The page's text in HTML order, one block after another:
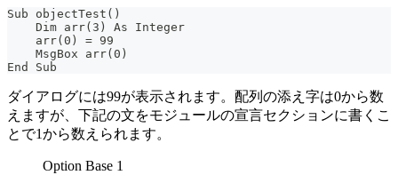
Sub objectTest()
    Dim arr(3) As Integer
    arr(0) = 99
    MsgBox arr(0)
End Sub
ダイアログには99が表示されます。配列の添え字は0から数
えますが、下記の文をモジュールの宣言セクションに書くこ
とで1から数えられます。
Option Base 1